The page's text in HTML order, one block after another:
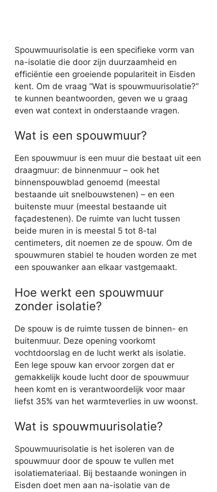
Spouwmuurisolatie is een specifieke vorm van
na-isolatie die door zijn duurzaamheid en
efficiëntie een groeiende populariteit in Eisden
kent. Om de vraag “Wat is spouwmuurisolatie?”
te kunnen beantwoorden, geven we u graag
even wat context in onderstaande vragen.
Wat is een spouwmuur?
Een spouwmuur is een muur die bestaat uit een
draagmuur: de binnenmuur – ook het
binnenspouwblad genoemd (meestal
bestaande uit snelbouwstenen) – en een
buitenste muur (meestal bestaande uit
façadestenen). De ruimte van lucht tussen
beide muren in is meestal 5 tot 8-tal
centimeters, dit noemen ze de spouw. Om de
spouwmuren stabiel te houden worden ze met
een spouwanker aan elkaar vastgemaakt.
Hoe werkt een spouwmuur
zonder isolatie?
De spouw is de ruimte tussen de binnen- en
buitenmuur. Deze opening voorkomt
vochtdoorslag en de lucht werkt als isolatie.
Een lege spouw kan ervoor zorgen dat er
gemakkelijk koude lucht door de spouwmuur
heen komt en is verantwoordelijk voor maar
liefst 35% van het warmteverlies in uw woonst.
Wat is spouwmuurisolatie?
Spouwmuurisolatie is het isoleren van de
spouwmuur door de spouw te vullen met
isolatiemateriaal. Bij bestaande woningen in
Eisden doet men aan na-isolatie van de